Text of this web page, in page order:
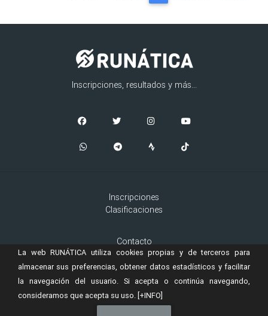
Inscripciones, resultados y más...
Inscripciones
Clasificaciones
Contacto
Aviso Legal
Cookies
RUNÁTICAes una marca registrada de
La web RUNÁTICA utiliza cookies propias y de terceros para
almacenar sus preferencias, obtener datos estadísticos y facilitar
la navegación del usuario. Si acepta o continúa navegando,
consideramos que acepta su uso. [+INFO]